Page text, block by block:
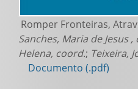
Romper Fronteiras,
Sanches, Maria de Jesus
Helena, coord.; Teixeira,
Documento (.pdf)